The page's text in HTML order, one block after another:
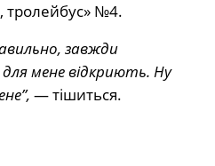
тролейбус» №4.
завжди
мене відкриють. Ну
— тішиться.